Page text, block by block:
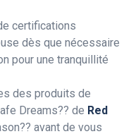
certifications
dès que nécessaire
pour une tranquillité
des produits de
Dreams?? de Red
avant de vous